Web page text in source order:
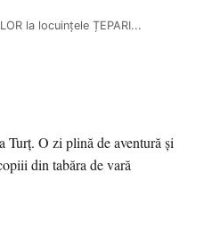
la locuințele ȚEPARI...